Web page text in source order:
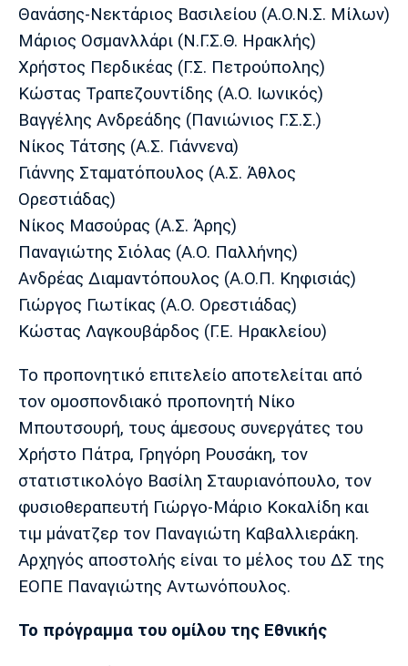
Θανάσης-Νεκτάριος Βασιλείου (Α.Ο.Ν.Σ. Μίλων)
Μάριος Οσμανλλάρι (Ν.Γ.Σ.Θ. Ηρακλής)
Χρήστος Περδικέας (Γ.Σ. Πετρούπολης)
Κώστας Τραπεζουντίδης (Α.Ο. Ιωνικός)
Βαγγέλης Ανδρεάδης (Πανιώνιος Γ.Σ.Σ.)
Νίκος Τάτσης (Α.Σ. Γιάννενα)
Γιάννης Σταματόπουλος (Α.Σ. Άθλος
Ορεστιάδας)
Νίκος Μασούρας (Α.Σ. Άρης)
Παναγιώτης Σιόλας (Α.Ο. Παλλήνης)
Ανδρέας Διαμαντόπουλος (Α.Ο.Π. Κηφισιάς)
Γιώργος Γιωτίκας (Α.Ο. Ορεστιάδας)
Κώστας Λαγκουβάρδος (Γ.Ε. Ηρακλείου)
To προπονητικό επιτελείο αποτελείται από
τον ομοσπονδιακό προπονητή Νίκο
Μπουτσουρή, τους άμεσους συνεργάτες του
Χρήστο Πάτρα, Γρηγόρη Ρουσάκη, τον
στατιστικολόγο Βασίλη Σταυριανόπουλο, τον
φυσιοθεραπευτή Γιώργο-Μάριο Κοκαλίδη και
τιμ μάνατζερ τον Παναγιώτη Καβαλλιεράκη.
Αρχηγός αποστολής είναι το μέλος του ΔΣ της
ΕΟΠΕ Παναγιώτης Αντωνόπουλος.
Το πρόγραμμα του ομίλου της Εθνικής